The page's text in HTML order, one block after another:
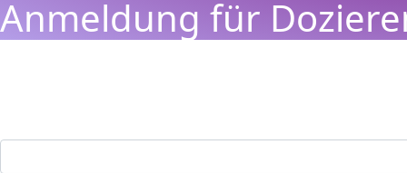
Anmeldung für